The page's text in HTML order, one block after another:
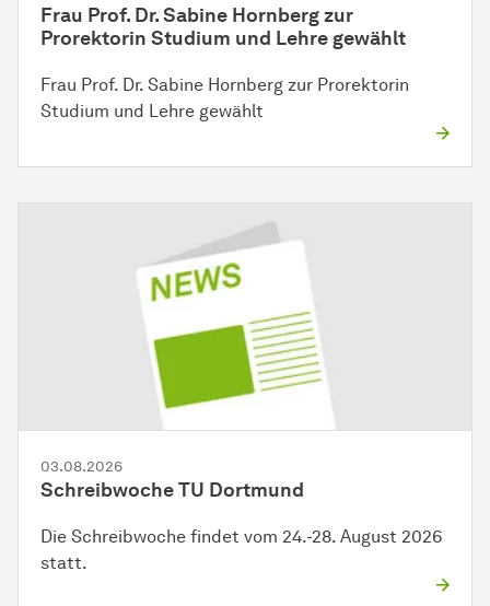
Frau Prof. Dr. Sabine Hornberg zur
Prorektorin Studium und Lehre gewählt
Frau Prof. Dr. Sabine Hornberg zur Prorektorin
Studium und Lehre gewählt
03.08.2026
Schreibwoche TU Dortmund
Die Schreibwoche findet vom 24.-28. August 2026
statt.